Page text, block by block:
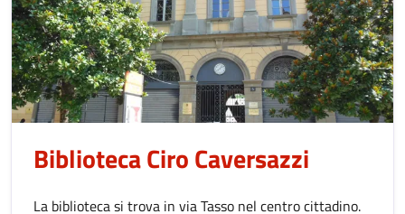
Biblioteca Ciro Caversazzi
La biblioteca si trova in via Tasso nel centro cittadino.